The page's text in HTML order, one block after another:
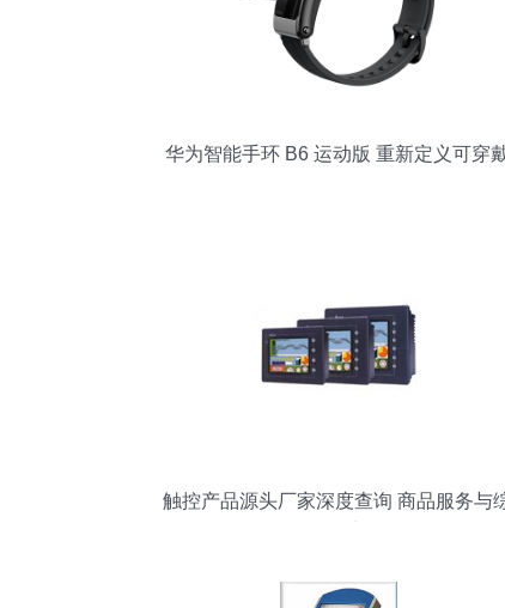
华为智能手环 B6 运动版 重新定义可穿
触控产品源头厂家深度查询 商品服务与